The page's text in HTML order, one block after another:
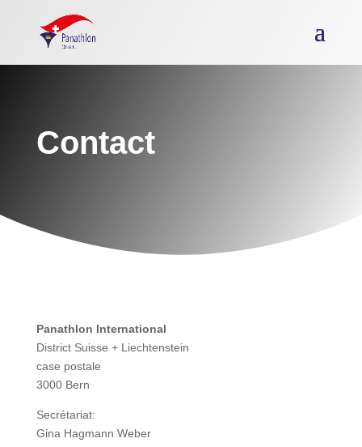
Contact
Panathlon International
District Suisse + Liechtenstein
case postale
3000 Bern
Secrétariat:
Gina Hagmann Weber